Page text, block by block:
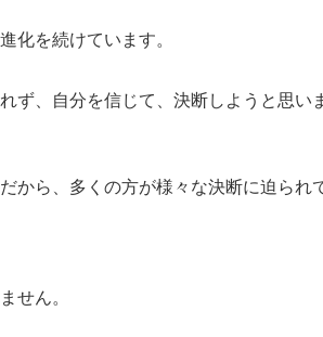
化を続けています。
ず、自分を信じて、決断しようと思い
から、多くの方が様々な決断に迫られ
せん。